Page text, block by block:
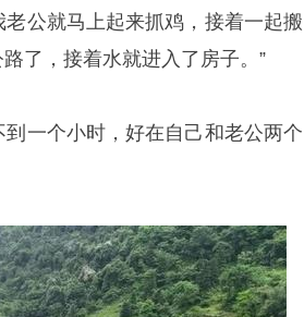
公就马上起来抓鸡，接着一起搬
了，接着水就进入了房子。”
一个小时，好在自己和老公两个